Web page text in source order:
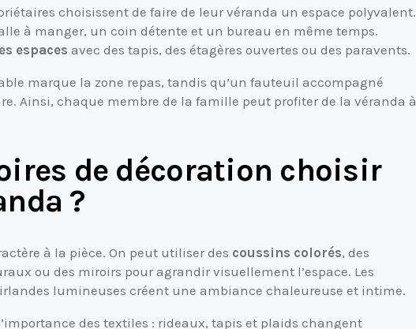
choisissent de faire de leur véranda un espace polyvalent.
à manger, un coin détente et un bureau en même temps.
espaces avec des tapis, des étagères ouvertes ou des paravents.
marque la zone repas, tandis qu’un fauteuil accompagné
Ainsi, chaque membre de la famille peut profiter de la véranda à
de décoration choisir
?
à la pièce. On peut utiliser des coussins colorés, des
ou des miroirs pour agrandir visuellement l’espace. Les
lumineuses créent une ambiance chaleureuse et intime.
des textiles : rideaux, tapis et plaids changent